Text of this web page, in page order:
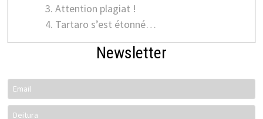
Attention plagiat !
Tartaro s’est étonné…
Newsletter